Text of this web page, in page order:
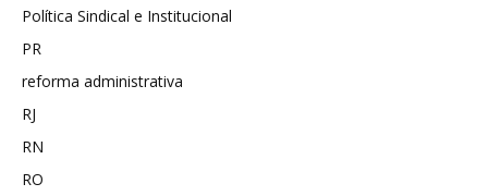
Política Sindical e Institucional
PR
reforma administrativa
RJ
RN
RO